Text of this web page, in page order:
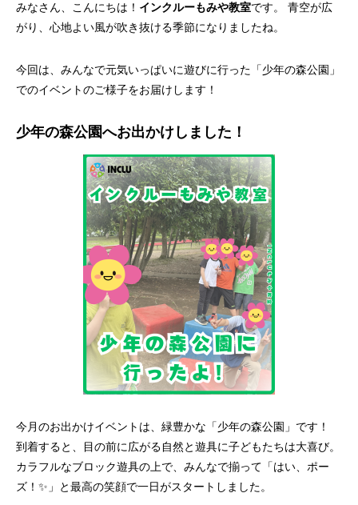
みなさん、こんにちは！ インクルーもみや教室です。 青空が広
がり、心地よい風が吹き抜ける季節になりましたね。
今回は、みんなで元気いっぱいに遊びに行った「少年の森公園」
でのイベントのご様子をお届けします！
少年の森公園へお出かけしました！
今月のお出かけイベントは、緑豊かな「少年の森公園」です！
到着すると、目の前に広がる自然と遊具に子どもたちは大喜び。
カラフルなブロック遊具の上で、みんなで揃って「はい、ポー
ズ！✨」と最高の笑顔で一日がスタートしました。